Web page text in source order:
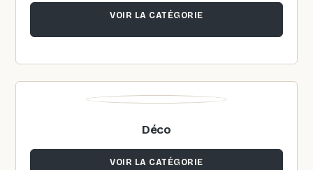
VOIR LA CATÉGORIE
Déco
VOIR LA CATÉGORIE